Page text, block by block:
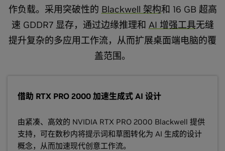
作负载。采用突破性的 Blackwell 架构和 16 GB 超高
速 GDDR7 显存，通过边缘推理和 AI 增强工具无缝
提升复杂的多应用工作流，从而扩展桌面端电脑的覆
盖范围。
借助 RTX PRO 2000 加速生成式 AI 设计
由紧凑、高效的 NVIDIA RTX PRO 2000 Blackwell 提供
支持，可在数秒内将提示词和草图转化为 AI 生成的设计
概念，从而加速现代创意工作流。